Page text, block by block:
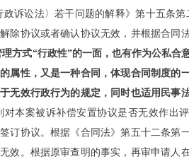
政诉讼法〉若干问题的解释》第十五条
除协议或者确认协议无效，并根据合同
理方式“行政性”的一面，也有作为公私合
属性，又是一种合同，体现合同制度的
无效行政行为的规定，同时也适用民事
本案被诉补偿安置协议是否无效作出
订协议。根据《合同法》第五十二条第
效。根据原审查明的事实，再审申请人